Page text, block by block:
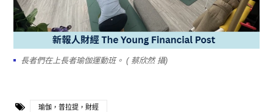
長者們在上長者瑜伽運動班。 ( 蔡欣然 攝)
瑜伽，普拉提，財經